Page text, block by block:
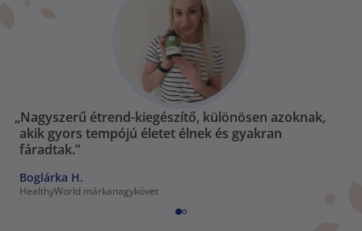
„Nagyszerű étrend-kiegészítő, különösen azoknak,
akik gyors tempójú életet élnek és gyakran
fáradtak.”
Boglárka H.
HealthyWorld márkanagykövet